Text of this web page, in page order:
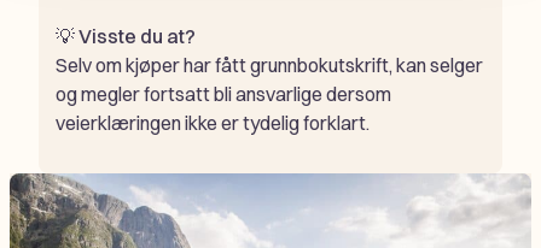
💡Visste du at?
Selv om kjøper har fått grunnbokutskrift, kan selger
og megler fortsatt bli ansvarlige dersom
veierklæringen ikke er tydelig forklart.